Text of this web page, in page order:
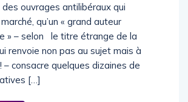
ouvrages antilibéraux qui
qu’un « grand auteur
» – selon le titre étrange de la
renvoie non pas au sujet mais à
– consacre quelques dizaines de
[…]